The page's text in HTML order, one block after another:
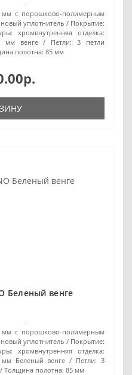
мм с порошково-полимерным
уплотнитель
Покрытие:
хромвнутренняя отделка:
мм венге
Петли:
3 петли
полотна: 85 мм
Беленый венге
мм с порошково-полимерным
уплотнитель
Покрытие:
хромвнутренняя отделка:
мм Беленый венге
Петли: 3
Толщина полотна: 85 мм